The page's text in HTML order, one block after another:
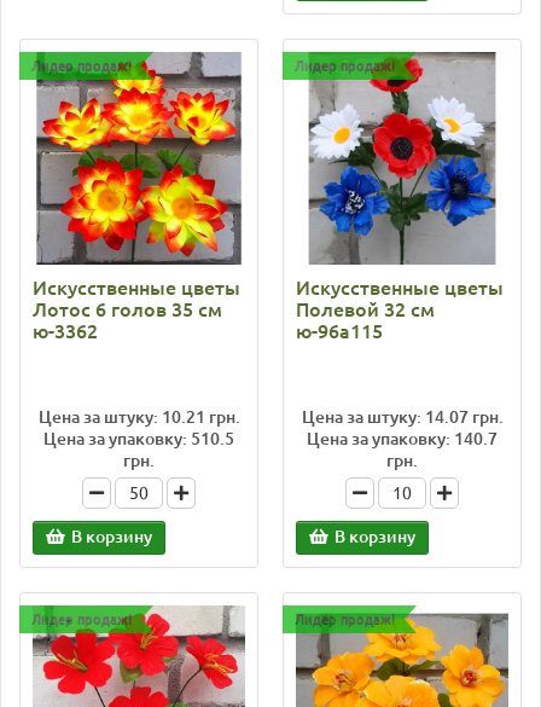
Лидер продаж!
Искусственные цветы
Лотос 6 голов 35 см
ю-3362
Цена за штуку: 10.21 грн.
Цена за упаковку: 510.5
грн.
В корзину
Лидер продаж!
Искусственные цветы
Полевой 32 см
ю-96а115
Цена за штуку: 14.07 грн.
Цена за упаковку: 140.7
грн.
В корзину
Лидер продаж! Лидер продаж!